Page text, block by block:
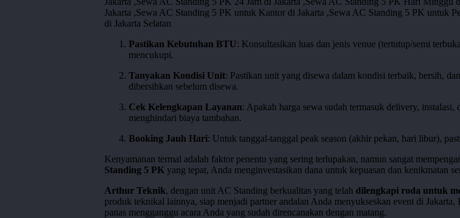
Pastikan Kebutuhan BTU: Konsultasikan luas dan jenis venue (tertutup/semi
mencukupi.
Tanyakan Kondisi Unit: Pastikan unit yang disewa dalam kondisi terbaik, bersih,
dibersihkan sebelum disewa.
Cek Kelengkapan Layanan: Apakah harga sewa sudah termasuk delivery,
menghindari biaya tambahan.
Booking Jauh Hari: Untuk tanggal-tanggal peak season (akhir pekan, hari libur),
Kenyamanan termal adalah faktor penentu yang sering terlupakan, namun sangat
Standing 5 PK yang tepat, Anda menginvestasikan dana untuk kepuasan dan kenikmatan
Arthur Teknik, dengan unit AC Standing berkualitas yang telah dilengkapi roda untuk
produk teknikal lainnya, siap menjadi partner andalan Anda menyukseskan event di
panas mengganggu acara Anda yang sudah direncanakan dengan matang.